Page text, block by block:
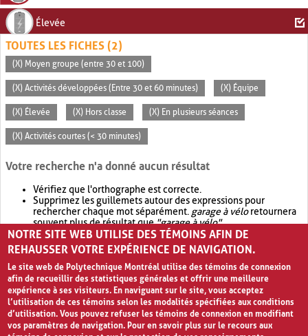
Élevée
TOUTES LES FICHES (2)
(X) Moyen groupe (entre 30 et 100)
(X) Activités développées (Entre 30 et 60 minutes) (X) Équipe
(X) Élevée (X) Hors classe (X) En plusieurs séances
(X) Activités courtes (< 30 minutes)
Votre recherche n'a donné aucun résultat
Vérifiez que l'orthographe est correcte.
Supprimez les guillemets autour des expressions pour
rechercher chaque mot séparément. garage à véloretournera
souvent plus de résultat que"garage à vélo".
Envisagez d'élargir votre recherche avec OR.garage OR vélo
retournera souvent plus de résultat quegarage à vélo
NOTRE SITE WEB UTILISE DES TÉMOINS AFIN DE
REHAUSSER VOTRE EXPÉRIENCE DE NAVIGATION.
Le site web de Polytechnique Montréal utilise des témoins de connexion
afin de recueillir des statistiques générales et offrir une meilleure
expérience à ses visiteurs. En naviguant sur le site, vous acceptez
l’utilisation de ces témoins selon les modalités spécifiées aux conditions
d’utilisation. Vous pouvez refuser les témoins de connexion en modifiant
vos paramètres de navigation. Pour en savoir plus sur le recours aux